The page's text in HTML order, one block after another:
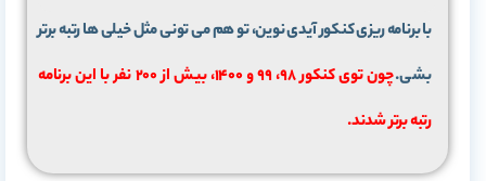
با برنامه ریزی کنکور آیدی نوین، تو هم می تونی مثل خیلی ها رتبه برتر
بشی.
چون توی کنکور 98، 99 و 1400، بیش از 200 نفر با این برنامه
رتبه برتر شدند.